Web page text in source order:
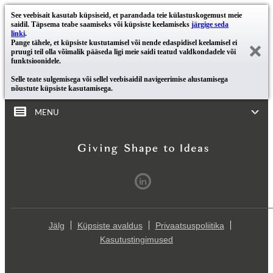
See veebisait kasutab küpsiseid, et parandada teie külastuskogemust meie
saidil. Täpsema teabe saamiseks või küpsiste keelamiseks järgige seda
linki.
Pange tähele, et küpsiste kustutamisel või nende edaspidisel keelamisel ei
pruugi teil olla võimalik pääseda ligi meie saidi teatud valdkondadele või
funktsioonidele.
Selle teate sulgemisega või sellel veebisaidil navigeerimise alustamisega
nõustute küpsiste kasutamisega.
MENU
Jälg Küpsiste avaldus
Privaatsuspoliitika
Kasutustingimused